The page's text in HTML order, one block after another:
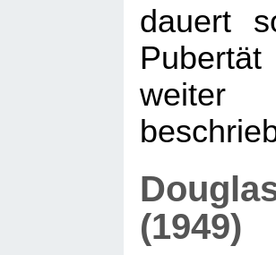
dauert
(1949)